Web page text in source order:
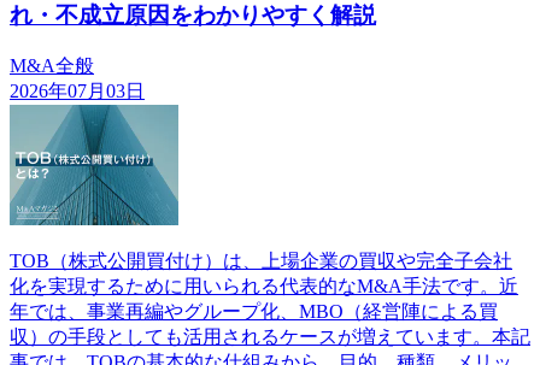
れ・不成立原因をわかりやすく解説
M&A全般
2026年07月03日
TOB（株式公開買付け）は、上場企業の買収や完全子会社
化を実現するために用いられる代表的なM&A手法です。近
年では、事業再編やグループ化、MBO（経営陣による買
収）の手段としても活用されるケースが増えています。本記